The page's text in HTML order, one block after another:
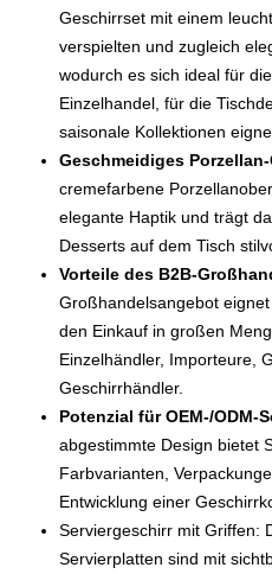
Geschirrset mit einem
verspielten und zugleich
wodurch es sich ideal für
Einzelhandel, für die
saisonale Kollektionen
Geschmeidiges
cremefarbene
elegante Haptik und trägt
Desserts auf dem Tisch
Vorteile des B2B-
Großhandelsangebot
den Einkauf in großen
Einzelhändler, Importeure,
Geschirrhändler.
Potenzial für OEM-/ODM-
abgestimmte Design bietet
Farbvarianten,
Entwicklung einer
Serviergeschirr mit Griffen:
Servierplatten sind mit